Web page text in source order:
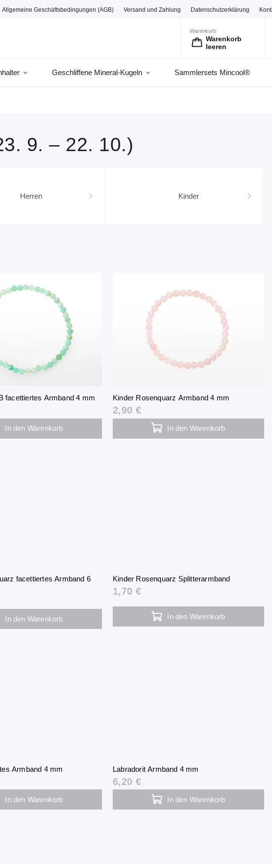
Allgemeine Geschäftsbedingungen (AGB) Versand und Zahlung Datenschutzerklärung
Warenkorb
Warenkorb
leeren
Geschliffene Mineral-Kugeln Sammlersets Mincool®
9. – 22. 10.)
Herren Kinder
facettiertes Armband 4 mm
In den Warenkorb
Kinder Rosenquarz Armband 4 mm
2,90 €
In den Warenkorb
facettiertes Armband 6
In den Warenkorb
Kinder Rosenquarz Splitterarmband
1,70 €
In den Warenkorb
Armband 4 mm
In den Warenkorb
Labradorit Armband 4 mm
6,20 €
In den Warenkorb